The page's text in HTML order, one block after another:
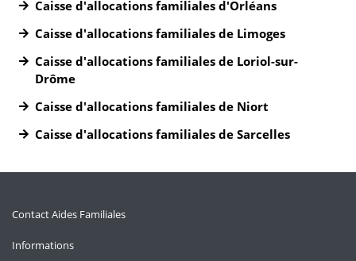
Caisse d'allocations familiales d'Orléans
Caisse d'allocations familiales de Limoges
Caisse d'allocations familiales de Loriol-sur-
Drôme
Caisse d'allocations familiales de Niort
Caisse d'allocations familiales de Sarcelles
Contact Aides Familiales
Informations